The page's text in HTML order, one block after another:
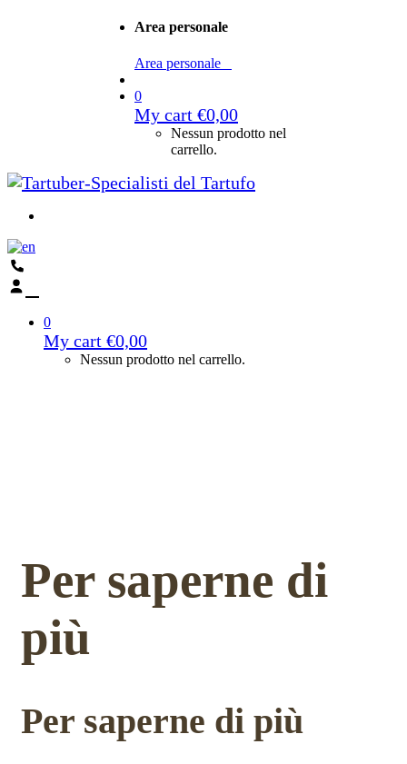
Area personale
Area personale
0
My cart €0,00
Nessun prodotto nel
carrello.
0
My cart €0,00
Nessun prodotto nel carrello.
Per saperne di
più
Per saperne di più